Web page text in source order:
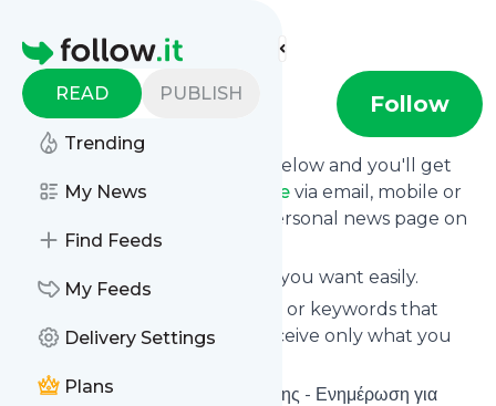
Homepage
READ PUBLISH
Trending
My News
Find Feeds
My Feeds
Delivery Settings
Plans
Find more feeds
kozanilife Follow
Click on the "Follow" button below and you'll get
the latest news from
Kozanilife via email, mobile or
you can read them on your personal news page on
this site.
You can unsubscribe anytime you want easily.
You can also choose the topics or keywords that
you're interested in, so you receive only what you
Kozanilifetitle: Τα νέα της Κοζάνης - Ενημέρωση για